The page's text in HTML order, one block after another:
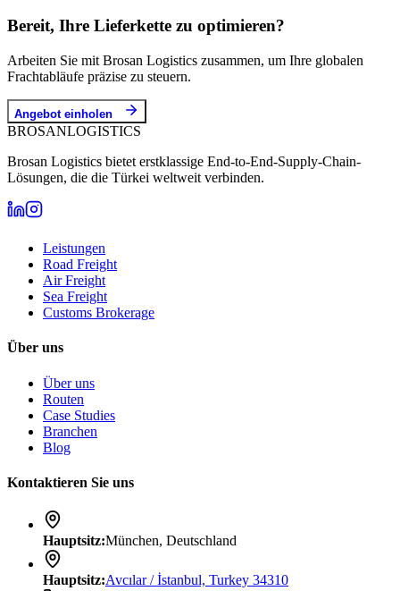
Bereit, Ihre Lieferkette zu optimieren?
Arbeiten Sie mit Brosan Logistics zusammen, um Ihre globalen
Frachtabläufe präzise zu steuern.
Angebot einholen
BROSANLOGISTICS
Brosan Logistics bietet erstklassige End-to-End-Supply-Chain-
Lösungen, die die Türkei weltweit verbinden.
Leistungen
Road Freight
Air Freight
Sea Freight
Customs Brokerage
Über uns
Über uns
Routen
Case Studies
Branchen
Blog
Kontaktieren Sie uns
Hauptsitz:München, Deutschland
Hauptsitz:Avcılar / İstanbul, Turkey 34310